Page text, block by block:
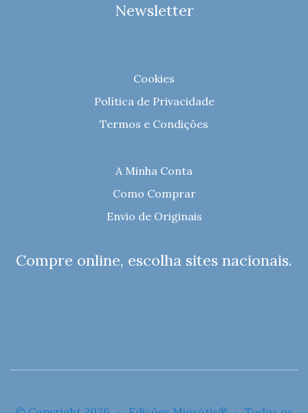
Newsletter
Cookies
Política de Privacidade
Termos e Condições
A Minha Conta
Como Comprar
Envio de Originais
Compre online, escolha sites nacionais.